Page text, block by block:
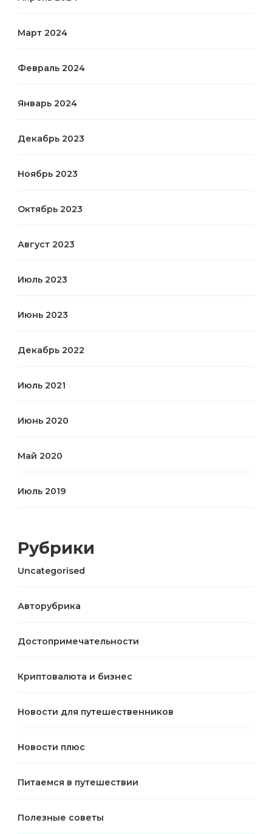
Март 2024
Февраль 2024
Январь 2024
Декабрь 2023
Ноябрь 2023
Октябрь 2023
Август 2023
Июль 2023
Июнь 2023
Декабрь 2022
Июль 2021
Июнь 2020
Май 2020
Июль 2019
Рубрики
Uncategorised
Авторубрика
Достопримечательности
Криптовалюта и бизнес
Новости для путешественников
Новости плюс
Питаемся в путешествии
Полезные советы